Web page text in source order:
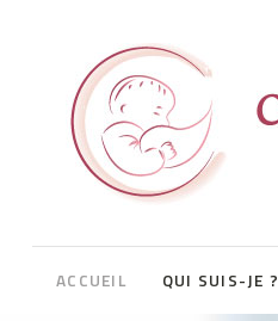
ACCUEIL QUI SUIS-JE ?
Mon parcours
Formation continue